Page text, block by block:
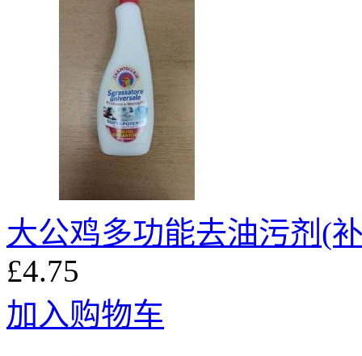
大公鸡多功能去油污剂(
£4.75
加入购物车